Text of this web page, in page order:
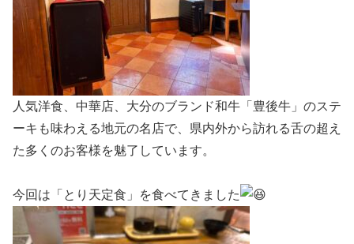
人気洋食、中華店、大分のブランド和牛「豊後牛」のステ
ーキも味わえる地元の名店で、県内外から訪れる舌の超え
た多くのお客様を魅了しています。
今回は「とり天定食」を食べてきました